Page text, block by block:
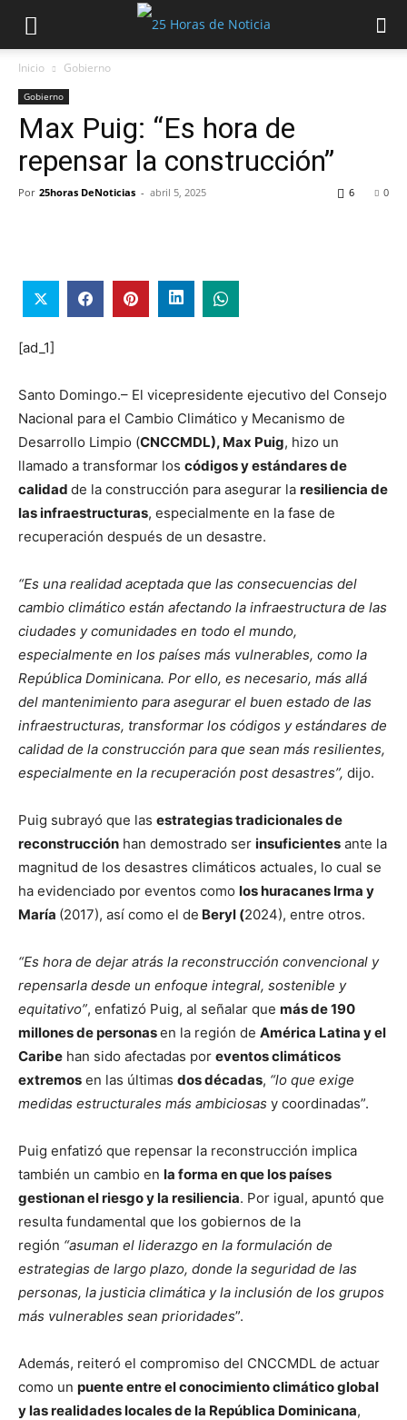
Inicio Gobierno
Gobierno
Max Puig: “Es hora de
repensar la construcción”
Por 25horas DeNoticias - abril 5, 2025 0
6
[ad_1]
Santo Domingo.– El vicepresidente ejecutivo del Consejo
Nacional para el Cambio Climático y Mecanismo de
Desarrollo Limpio (CNCCMDL), Max Puig, hizo un
llamado a transformar los códigos y estándares de
calidad de la construcción para asegurar la resiliencia de
las infraestructuras, especialmente en la fase de
recuperación después de un desastre.
“Es una realidad aceptada que las consecuencias del
cambio climático están afectando la infraestructura de las
ciudades y comunidades en todo el mundo,
especialmente en los países más vulnerables, como la
República Dominicana. Por ello, es necesario, más allá
del mantenimiento para asegurar el buen estado de las
infraestructuras, transformar los códigos y estándares de
calidad de la construcción para que sean más resilientes,
especialmente en la recuperación post desastres”, dijo.
Puig subrayó que las estrategias tradicionales de
reconstrucción han demostrado ser insuficientes ante la
magnitud de los desastres climáticos actuales, lo cual se
ha evidenciado por eventos como los huracanes Irma y
María (2017), así como el de Beryl (2024), entre otros.
“Es hora de dejar atrás la reconstrucción convencional y
repensarla desde un enfoque integral, sostenible y
equitativo”, enfatizó Puig, al señalar que más de 190
millones de personasen la región de América Latina y el
Caribe han sido afectadas por eventos climáticos
extremos en las últimas dos décadas, “lo que exige
medidas estructurales más ambiciosas y coordinadas”.
Puig enfatizó que repensar la reconstrucción implica
también un cambio en la forma en que los países
gestionan el riesgo y la resiliencia. Por igual, apuntó que
resulta fundamental que los gobiernos de la
región “asuman el liderazgo en la formulación de
estrategias de largo plazo, donde la seguridad de las
personas, la justicia climática y la inclusión de los grupos
más vulnerables sean prioridades”.
Además, reiteró el compromiso del CNCCMDL de actuar
como un puente entre el conocimiento climático global
y las realidades locales de la República Dominicana,